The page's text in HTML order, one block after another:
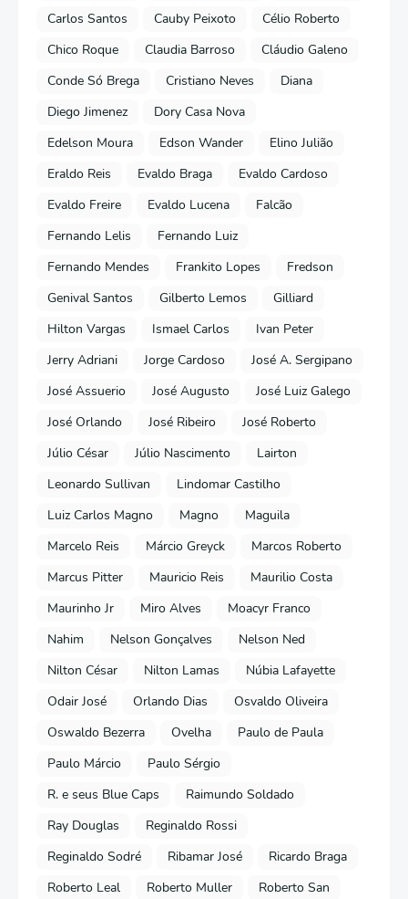
Carlos Santos
Cauby Peixoto
Célio Roberto
Chico Roque
Claudia Barroso
Cláudio Galeno
Conde Só Brega
Cristiano Neves
Diana
Diego Jimenez
Dory Casa Nova
Edelson Moura
Edson Wander
Elino Julião
Eraldo Reis
Evaldo Braga
Evaldo Cardoso
Evaldo Freire
Evaldo Lucena
Falcão
Fernando Lelis
Fernando Luiz
Fernando Mendes
Frankito Lopes
Fredson
Genival Santos
Gilberto Lemos
Gilliard
Hilton Vargas
Ismael Carlos
Ivan Peter
Jerry Adriani
Jorge Cardoso
José A. Sergipano
José Assuerio
José Augusto
José Luiz Galego
José Orlando
José Ribeiro
José Roberto
Júlio César
Júlio Nascimento
Lairton
Leonardo Sullivan
Lindomar Castilho
Luiz Carlos Magno
Magno
Maguila
Marcelo Reis
Márcio Greyck
Marcos Roberto
Marcus Pitter
Mauricio Reis
Maurilio Costa
Maurinho Jr
Miro Alves
Moacyr Franco
Nahim
Nelson Gonçalves
Nelson Ned
Nilton César
Nilton Lamas
Núbia Lafayette
Odair José
Orlando Dias
Osvaldo Oliveira
Oswaldo Bezerra
Ovelha
Paulo de Paula
Paulo Márcio
Paulo Sérgio
R. e seus Blue Caps
Raimundo Soldado
Ray Douglas
Reginaldo Rossi
Reginaldo Sodré
Ribamar José
Ricardo Braga
Roberto Leal
Roberto Muller
Roberto San